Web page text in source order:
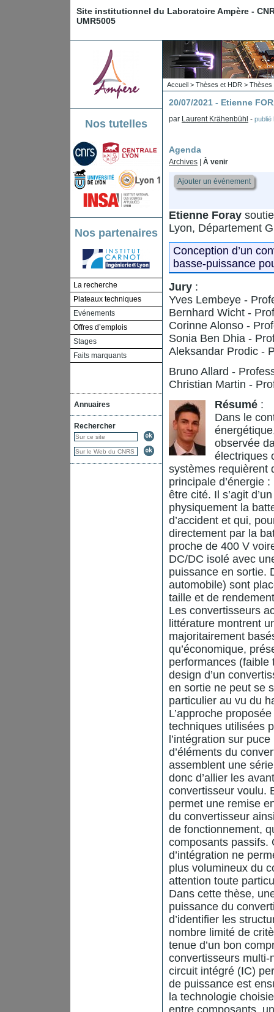
Site institutionnel du Laboratoire Ampère -
UMR5005
Nos tutelles
Nos partenaires
La recherche
Plateaux techniques
Evénements
Offres d’emplois
Stages
Faits marquants
Annuaires
Rechercher
Accueil > Thèses et HDR > Thèses
20/07/2021 - Etienne
par Laurent Krähenbühl - publié
Agenda
Archives À venir
Ajouter un événement
Etienne Foray
Lyon, Département
Conception d’un
basse-puissance
Jury :
Yves Lembeye -
Bernhard Wicht -
Corinne Alonso -
Sonia Ben Dhia -
Aleksandar Prodic -
Bruno Allard -
Christian Martin -
Résumé :
Dans le
observée
électriques
systèmes requièrent
principale d’énergie
être cité. Il s’agit
physiquement la
d’accident et qui,
directement par la
proche de 400 V
DC/DC isolé avec
puissance en sortie.
automobile) sont
taille et de
Les convertisseurs
littérature montrent
majoritairement
qu’économique,
performances (faible
design d’un
en sortie ne peut se
particulier au vu du
L’approche
techniques utilisées
l’intégration sur
d’éléments du
assemblent une
donc d’allier les
convertisseur voulu.
permet une remise
du convertisseur
de fonctionnement,
composants passifs.
d’intégration ne
plus volumineux du
attention toute
Dans cette thèse,
puissance du
d’identifier les
nombre limité de
tenue d’un bon
convertisseurs multi-
circuit intégré (IC)
de puissance est
la technologie
entre composants,